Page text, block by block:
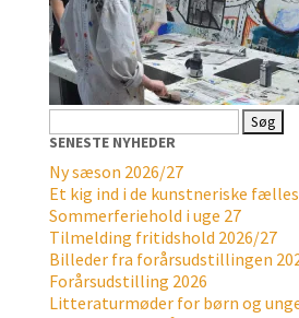
efter:
SENESTE NYHEDER
Ny sæson 2026/27
Et kig ind i de kunstneriske
Sommerferiehold i uge 27
Tilmelding fritidshold 2026/27
Billeder fra forårsudstillingen
Forårsudstilling 2026
Litteraturmøder for børn og